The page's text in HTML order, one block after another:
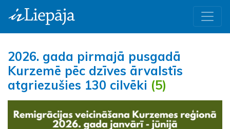
2026. gada pirmajā pusgadā
Kurzemē pēc dzīves ārvalstīs
atgriezušies 130 cilvēki (5)